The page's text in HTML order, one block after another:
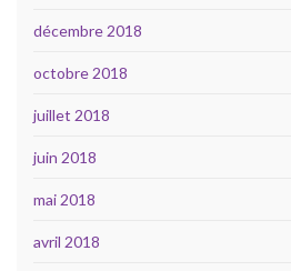
décembre 2018
octobre 2018
juillet 2018
juin 2018
mai 2018
avril 2018